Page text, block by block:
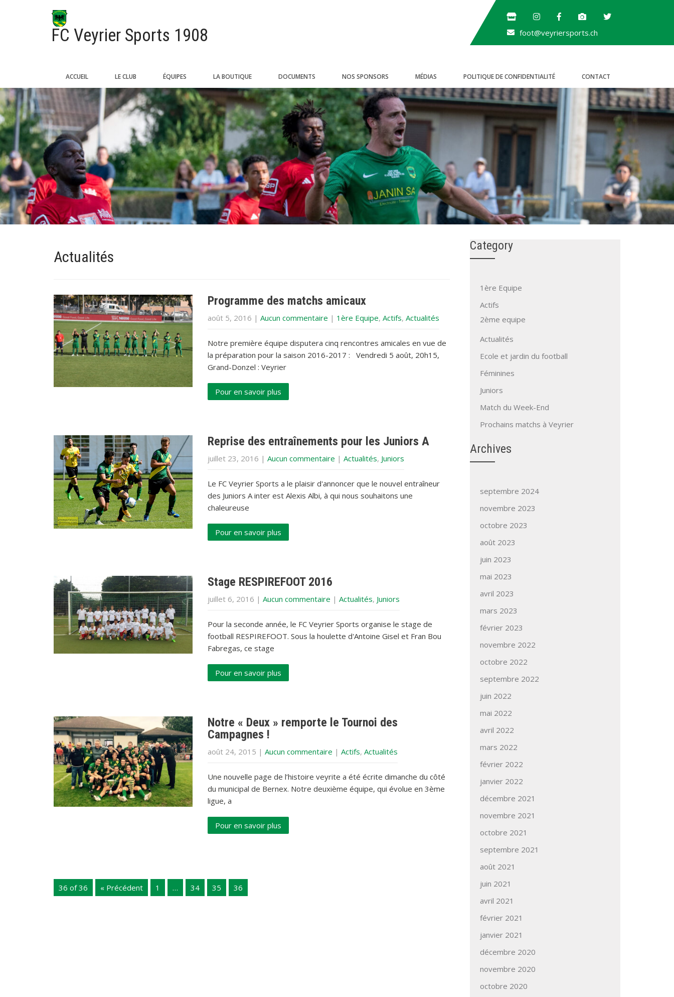
FC Veyrier Sports 1908 foot@veyriersports.ch
ACCUEIL LE CLUB ÉQUIPES LA BOUTIQUE DOCUMENTS NOS SPONSORS MÉDIAS POLITIQUE DE CONFIDENTIALITÉ CONTACT
Actualités
Programme des matchs amicaux
août 5, 2016 | Aucun commentaire | 1ère Equipe, Actifs, Actualités
Notre première équipe disputera cinq rencontres amicales en vue de
la préparation pour la saison 2016-2017 : Vendredi 5 août, 20h15,
Grand-Donzel : Veyrier
Pour en savoir plus
Reprise des entraînements pour les Juniors A
juillet 23, 2016 | Aucun commentaire | Actualités, Juniors
Le FC Veyrier Sports a le plaisir d'annoncer que le nouvel entraîneur
des Juniors A inter est Alexis Albi, à qui nous souhaitons une
chaleureuse
Pour en savoir plus
Stage RESPIREFOOT 2016
juillet 6, 2016 | Aucun commentaire | Actualités, Juniors
Pour la seconde année, le FC Veyrier Sports organise le stage de
football RESPIREFOOT. Sous la houlette d'Antoine Gisel et Fran Bou
Fabregas, ce stage
Pour en savoir plus
Notre « Deux » remporte le Tournoi des
Campagnes !
août 24, 2015 | Aucun commentaire | Actifs, Actualités
Une nouvelle page de l’histoire veyrite a été écrite dimanche du côté
du municipal de Bernex. Notre deuxième équipe, qui évolue en 3ème
ligue, a
Pour en savoir plus
36 of 36 « Précédent 1 … 34 35 36
Category
1ère Equipe
Actifs
2ème equipe
Actualités
Ecole et jardin du football
Féminines
Juniors
Match du Week-End
Prochains matchs à Veyrier
Archives
septembre 2024
novembre 2023
octobre 2023
août 2023
juin 2023
mai 2023
avril 2023
mars 2023
février 2023
novembre 2022
octobre 2022
septembre 2022
juin 2022
mai 2022
avril 2022
mars 2022
février 2022
janvier 2022
décembre 2021
novembre 2021
octobre 2021
septembre 2021
août 2021
juin 2021
avril 2021
février 2021
janvier 2021
décembre 2020
novembre 2020
octobre 2020